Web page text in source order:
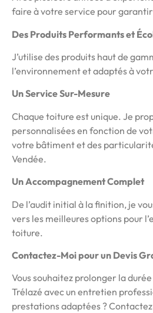
faire à votre service pour
Des Produits Performants et
J’utilise des produits haut de
l’environnement et adaptés à
Un Service Sur-Mesure
Chaque toiture est unique. Je
personnalisées en fonction de
votre bâtiment et des
Vendée.
Un Accompagnement Complet
De l’audit initial à la finition, je
vers les meilleures options pour
toiture.
Contactez-Moi pour un Devis
Vous souhaitez prolonger la
Trélazé avec un entretien
prestations adaptées ?